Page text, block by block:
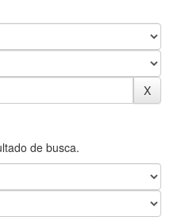
de busca.